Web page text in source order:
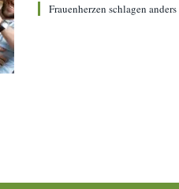
Frauenherzen schlagen anders